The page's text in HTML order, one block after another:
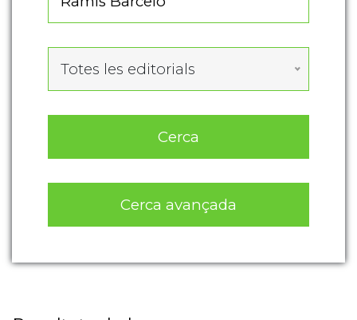
Totes les editorials
Cerca
Cerca avançada